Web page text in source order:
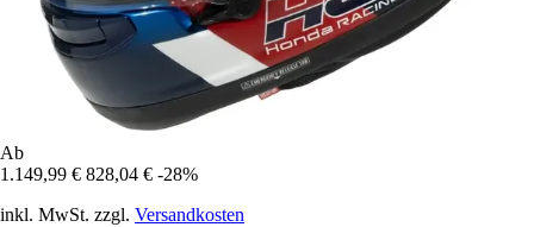
Ab
1.149,99 € 828,04 € -28%
inkl. MwSt. zzgl. Versandkosten